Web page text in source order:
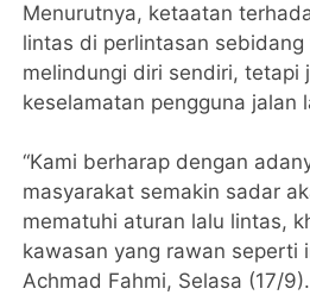
Menurutnya, ketaatan
lintas di perlintasan
melindungi diri sendiri, tetapi
keselamatan pengguna jalan
“Kami berharap dengan
masyarakat semakin sadar
mematuhi aturan lalu lintas,
kawasan yang rawan seperti
Achmad Fahmi, Selasa (17/9).